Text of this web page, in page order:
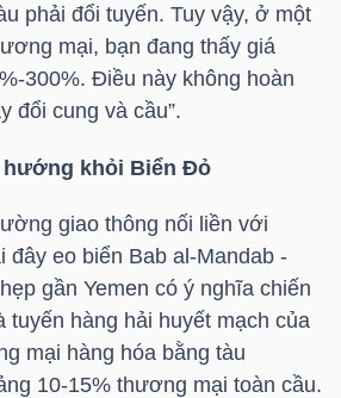
phải đổi tuyến. Tuy vậy, ở một
mại, bạn đang thấy giá
300%. Điều này không hoàn
đổi cung và cầu”.
hướng khỏi Biển Đỏ
giao thông nối liền với
đây eo biển Bab al-Mandab -
gần Yemen có ý nghĩa chiến
tuyến hàng hải huyết mạch của
mại hàng hóa bằng tàu
10-15% thương mại toàn cầu.